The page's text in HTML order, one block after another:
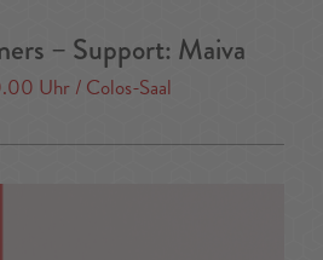
– Support: Maiva
Uhr / Colos-Saal